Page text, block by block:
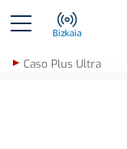
Bizkaia
Caso Plus Ultra